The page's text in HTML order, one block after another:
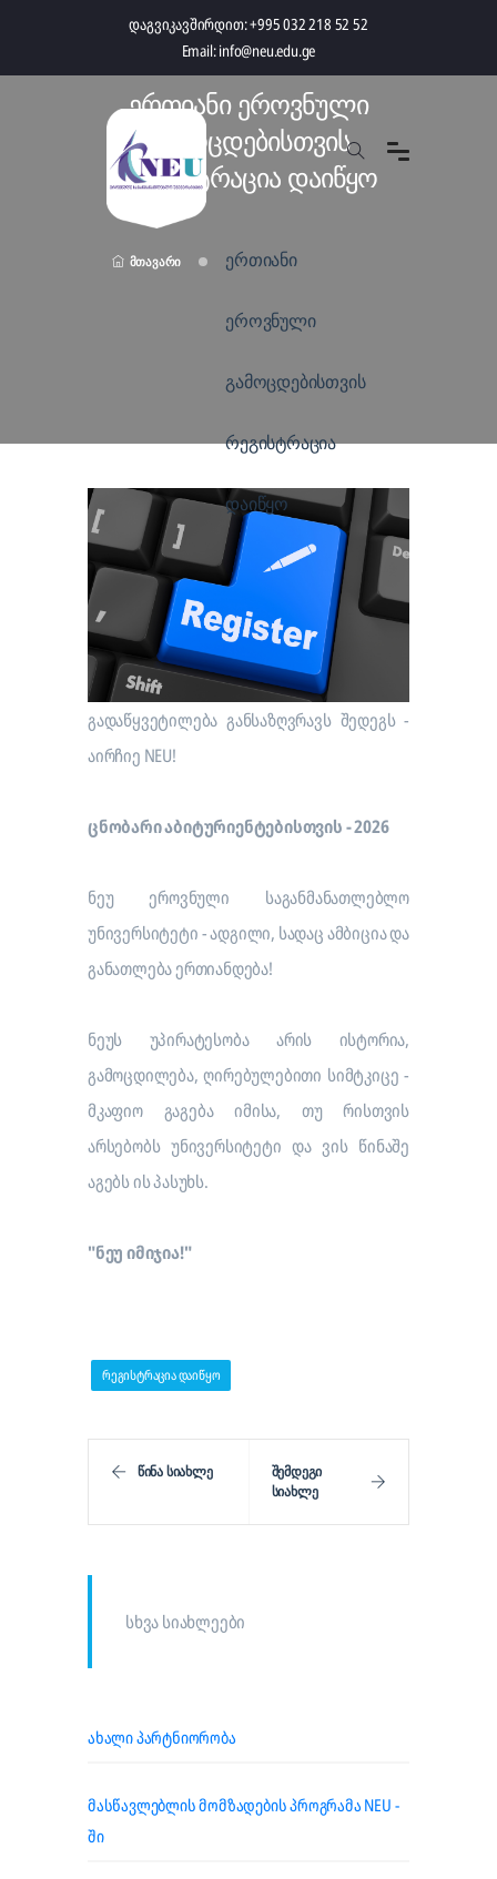
დაგვიკავშირდით:+995 032 218 52 52
Email:info@neu.edu.ge
ერთიანი ეროვნული
გამოცდებისთვის
რეგისტრაცია დაიწყო
Მთავარი ერთიანი
ეროვნული
გამოცდებისთვის
რეგისტრაცია
დაიწყო
გადაწყვეტილება განსაზღვრავს შედეგს -
აირჩიე NEU!
ცნობარი აბიტურიენტებისთვის - 2026
ნეუ ეროვნული საგანმანათლებლო
უნივერსიტეტი - ადგილი, სადაც ამბიცია და
განათლება ერთიანდება!
ნეუს უპირატესობა არის ისტორია,
გამოცდილება, ღირებულებითი სიმტკიცე -
მკაფიო გაგება იმისა, თუ რისთვის
არსებობს უნივერსიტეტი და ვის წინაშე
აგებს ის პასუხს.
"ნეუ იმიჯია!"
რეგისტრაცია დაიწყო
ᲬᲘᲜᲐ ᲡᲘᲐᲮᲚᲔ
ᲨᲔᲛᲓᲔᲒᲘ
ᲡᲘᲐᲮᲚᲔ
სხვა სიახლეები
ახალი პარტნიორობა
მასწავლებლის მომზადების პროგრამა NEU -
ში